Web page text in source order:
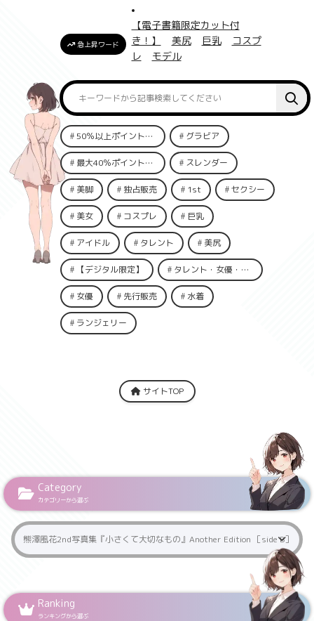
急上昇ワード
【電子書籍限定カット付
き！】
美尻 巨乳
コスプ
レ
モデル
50％以上ポイント還元 グラビア
最大40％ポイント還元 スレンダー
美脚 独占販売 1st セクシー
美女 コスプレ 巨乳
アイドル タレント 美尻
【デジタル限定】 タレント・女優・俳優
女優 先行販売 水着
ランジェリー
サイトTOP
Category
カテゴリーから選ぶ
Ranking
ランキングから選ぶ